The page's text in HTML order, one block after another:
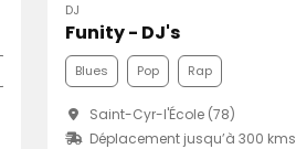
DJ
Funity - DJ's
Blues Pop Rap
Saint-Cyr-l'École (78)
Déplacement jusqu’à 300 kms